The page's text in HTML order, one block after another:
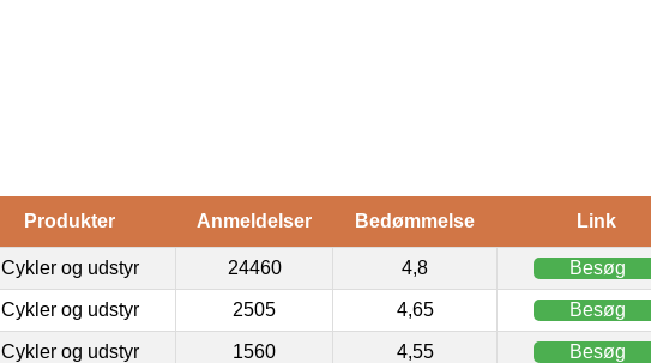
Produkter Anmeldelser Bedømmelse Link
Cykler og udstyr 24460 4,8 Besøg
Cykler og udstyr 2505 4,65 Besøg
Cykler og udstyr 1560 4,55 Besøg